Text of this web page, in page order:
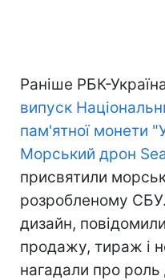
Раніше РБК-
випуск
пам'ятної монети
Морський дрон
присвятили
розробленому
дизайн,
продажу, тираж і
нагадали про